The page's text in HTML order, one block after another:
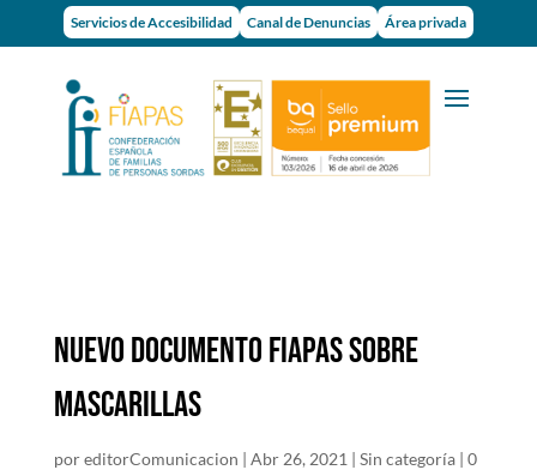
Servicios de Accesibilidad Canal de Denuncias Área privada
Nuevo documento FIAPAS sobre
mascarillas
poreditorComunicacion | Abr 26, 2021| Sin categoría| 0